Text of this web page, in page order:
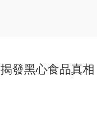
揭發黑心食品真